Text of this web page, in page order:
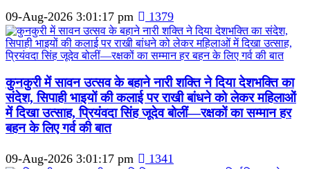
09-Aug-2026 3:01:17 pm 1379
कुनकुरी में सावन उत्सव के बहाने नारी शक्ति ने दिया देशभक्ति का
संदेश, सिपाही भाइयों की कलाई पर राखी बांधने को लेकर महिलाओं
में दिखा उत्साह, प्रियंवदा सिंह जूदेव बोलीं—रक्षकों का सम्मान हर
बहन के लिए गर्व की बात
09-Aug-2026 3:01:17 pm 1341